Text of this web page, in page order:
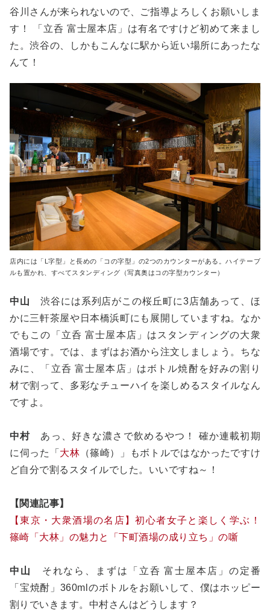
谷川さんが来られないので、ご指導よろしくお願いしま
す！ 「立呑 富士屋本店」は有名ですけど初めて来まし
た。渋谷の、しかもこんなに駅から近い場所にあったな
んて！
店内には「L字型」と長めの「コの字型」の2つのカウンターがある。ハイテーブ
ルも置かれ、すべてスタンディング（写真奥はコの字型カウンター）
中山
渋谷には系列店がこの桜丘町に3店舗あって、ほ
かに三軒茶屋や日本橋浜町にも展開していますね。なか
でもこの「立呑 富士屋本店」はスタンディングの大衆
酒場です。では、まずはお酒から注文しましょう。ちな
みに、「立呑 富士屋本店」はボトル焼酎を好みの割り
材で割って、多彩なチューハイを楽しめるスタイルなん
ですよ。
中村 あっ、好きな濃さで飲めるやつ！ 確か連載初期
に伺った「 大林 （篠崎）」もボトルではなかったですけ
ど自分で割るスタイルでした。いいですね～！
【関連記事】
【東京・大衆酒場の名店】初心者女子と楽しく学ぶ！
篠崎「大林」の魅力と「下町酒場の成り立ち」の噺
中山
それなら、まずは「立呑 富士屋本店」の定番
「宝焼酎」360mlのボトルをお願いして、僕はホッピー
割りでいきます。中村さんはどうします？